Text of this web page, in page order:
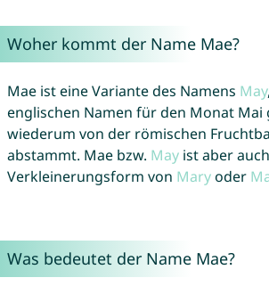
Woher kommt der Name Mae?
Mae ist eine Variante des Namens May
englischen Namen für den Monat Mai
wiederum von der römischen
abstammt. Mae bzw. Mayist aber
Verkleinerungsform von Maryoder
Was bedeutet der Name Mae?